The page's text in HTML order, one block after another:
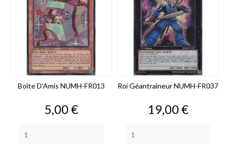
Boîte D'Amis NUMH-FR013
Prix
5,00 €
Roi Géantraîneur NUMH-FR037
Prix
19,00 €